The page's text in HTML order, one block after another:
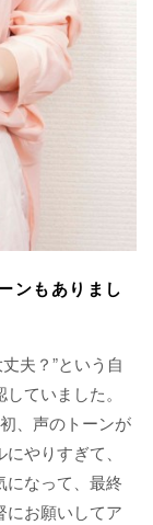
ンもありまし
夫？”という自
ていました。
、声のトーンが
やりすぎて、
になって、最終
にお願いしてア